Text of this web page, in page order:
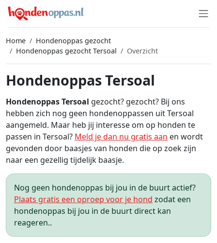
Home
Hondenoppas gezocht
Hondenoppas gezocht Tersoal
Overzicht
Hondenoppas Tersoal
Hondenoppas Tersoal gezocht? gezocht? Bij ons
hebben zich nog geen hondenoppassen uit Tersoal
aangemeld. Maar heb jij interesse om op honden te
passen in Tersoal? Meld je dan nu gratis aan en wordt
gevonden door baasjes van honden die op zoek zijn
naar een gezellig tijdelijk baasje.
Nog geen hondenoppas bij jou in de buurt actief?
Plaats gratis een oproep voor je hond zodat een
hondenoppas bij jou in de buurt direct kan
reageren..